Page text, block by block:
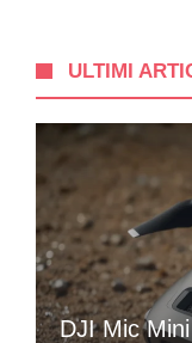
ULTIMI
DJI Mic